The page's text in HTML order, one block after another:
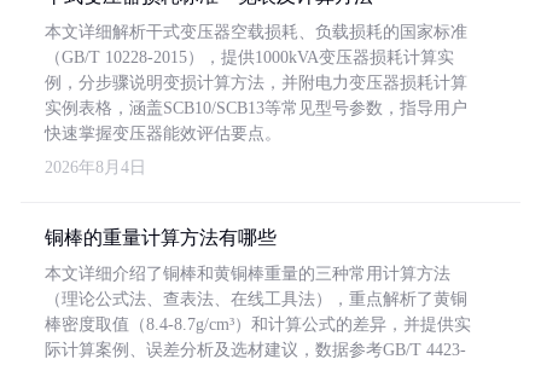
本文详细解析干式变压器空载损耗、负载损耗的国家标准
（GB/T 10228-2015），提供1000kVA变压器损耗计算实
例，分步骤说明变损计算方法，并附电力变压器损耗计算
实例表格，涵盖SCB10/SCB13等常见型号参数，指导用户
快速掌握变压器能效评估要点。
2026年8月4日
铜棒的重量计算方法有哪些
本文详细介绍了铜棒和黄铜棒重量的三种常用计算方法
（理论公式法、查表法、在线工具法），重点解析了黄铜
棒密度取值（8.4-8.7g/cm³）和计算公式的差异，并提供实
际计算案例、误差分析及选材建议，数据参考GB/T 4423-